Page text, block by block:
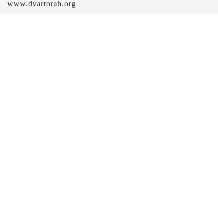
www.dvartorah.org